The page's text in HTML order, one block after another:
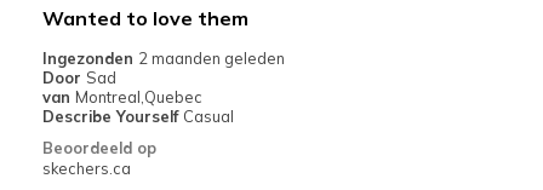
Width
Feels too narrow
Sizing
Feels full size too small
View On Shoes
Wanted to love them
Ingezonden 2 maanden geleden
Door Sad
van Montreal,Quebec
Describe Yourself Casual
Beoordeeld op
skechers.ca